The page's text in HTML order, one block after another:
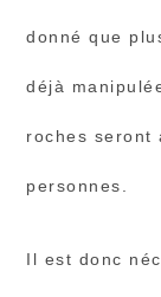
donné que
déjà
roches seront
personnes.
Il est donc